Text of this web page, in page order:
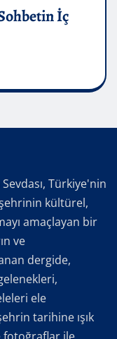
İç
Türkiye'nin
kültürel,
amaçlayan bir
ve
dergide,
ele
tarihine ışık
fotoğraflar ile